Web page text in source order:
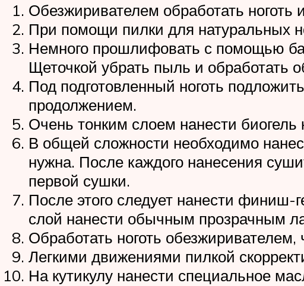
Обезжиривателем обработать ноготь
При помощи пилки для натуральных
Немного прошлифовать с помощью
Щеточкой убрать пыль и обработать
Под подготовленный ноготь
продолжением.
Очень тонким слоем нанести
В общей сложности необходимо
нужна. После каждого нанесения
первой сушки.
После этого следует нанести
слой нанести обычным прозрачным
Обработать ноготь обезжиривателем,
Легкими движениями пилкой
На кутикулу нанести специальное